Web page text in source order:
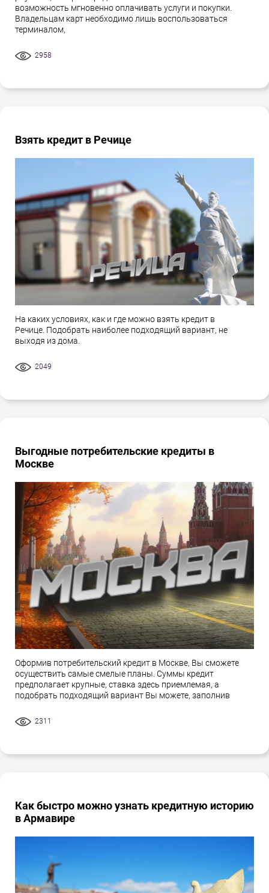
возможность мгновенно оплачивать услуги и покупки.
Владельцам карт необходимо лишь воспользоваться
терминалом,
2958
Взять кредит в Речице
На каких условиях, как и где можно взять кредит в
Речице. Подобрать наиболее подходящий вариант, не
выходя из дома.
2049
Выгодные потребительские кредиты в
Москве
Оформив потребительский кредит в Москве, Вы сможете
осуществить самые смелые планы. Суммы кредит
предполагает крупные, ставка здесь приемлемая, а
подобрать подходящий вариант Вы можете, заполнив
2311
Как быстро можно узнать кредитную историю
в Армавире